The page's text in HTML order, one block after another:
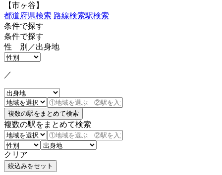
【市ヶ谷】
都道府県検索 路線検索駅検索
条件で探す
条件で探す
性 別／出身地
／
複数の駅をまとめて検索
クリア